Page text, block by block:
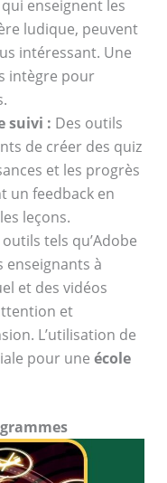
enseignent les
ludique, peuvent
intéressant. Une
intègre pour
suivi : Des outils
de créer des quiz
et les progrès
un feedback en
leçons.
outils tels qu’Adobe
enseignants à
et des vidéos
et
L’utilisation de
pour une école